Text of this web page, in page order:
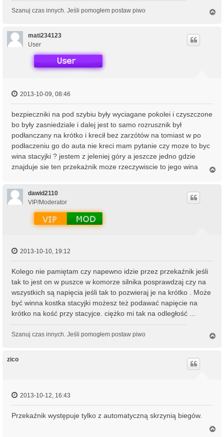
Szanuj czas innych. Jeśli pomogłem postaw piwo
mati234123
User
2013-10-09, 08:46
bezpieczniki na pod szybiu były wyciagane pokolei i czyszczone
bo były zasniedziale i dalej jest to samo rozrusznik był
podłanczany na krótko i krecił bez zarzótów na tomiast w po
podłaczeniu go do auta nie kreci mam pytanie czy moze to byc
wina stacyjki ? jestem z jeleniej góry a jeszcze jedno gdzie
znajduje sie ten przekażnik moze rzeczywiscie to jego wina
dawid2110
VIP/Moderator
2013-10-10, 19:12
Kolego nie pamiętam czy napewno idzie przez przekaźnik jeśli
tak to jest on w puszce w komorze silnika posprawdzaj czy na
wszystkich są napięcia jeśli tak to pozwieraj je na krótko . Może
być winna kostka stacyjki możesz też podawać napięcie na
krótko na kość przy stacyjce. ciężko mi tak na odległość ...
Szanuj czas innych. Jeśli pomogłem postaw piwo
zico
2013-10-12, 16:43
Przekaźnik występuje tylko z automatyczną skrzynią biegów.